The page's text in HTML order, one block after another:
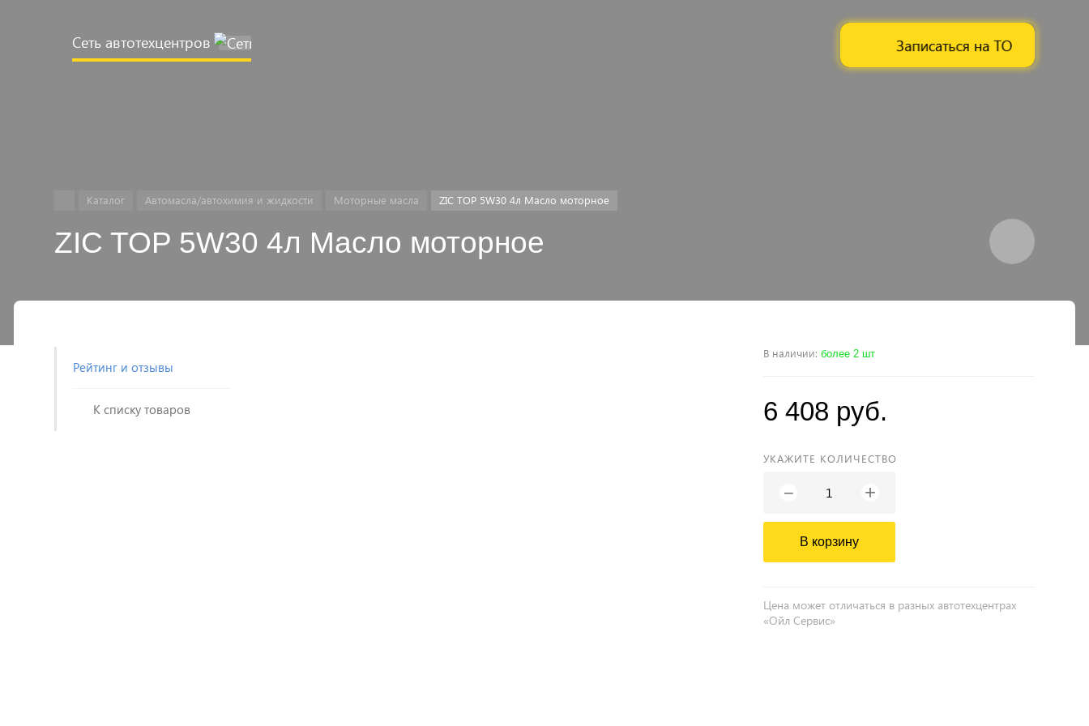
Сеть автотехцентров Записаться на ТО
Записаться на ТО
Каталог Автомасла/автохимия и жидкости Моторные масла ZIC TOP 5W30 4л Масло моторное
ZIC TOP 5W30 4л Масло моторное
Рейтинг и отзывы
К списку товаров
В наличии: более 2 шт
6 408 руб.
УКАЖИТЕ КОЛИЧЕСТВО
− +
В корзину
Цена может отличаться в разных автотехцентрах
«Ойл Сервис»